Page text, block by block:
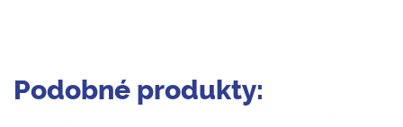
Podobné produkty: